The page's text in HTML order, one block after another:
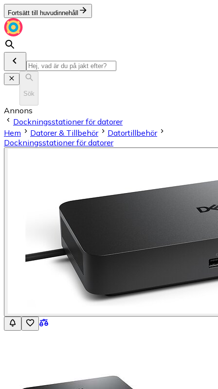
Fortsätt till huvudinnehåll
Sök
Annons
Dockningsstationer för datorer
Hem
Datorer & Tillbehör
Datortillbehör
Dockningsstationer för datorer